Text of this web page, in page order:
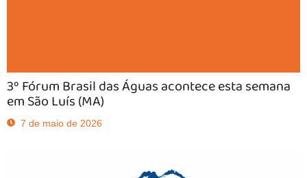
3º Fórum Brasil das Águas acontece esta semana
em São Luís (MA)
7 de maio de 2026